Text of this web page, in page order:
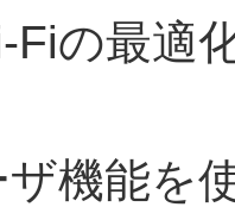
Fiの最適
機能を